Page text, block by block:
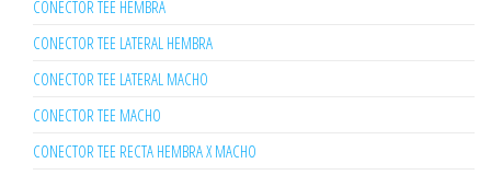
CONECTOR TEE HEMBRA
CONECTOR TEE LATERAL HEMBRA
CONECTOR TEE LATERAL MACHO
CONECTOR TEE MACHO
CONECTOR TEE RECTA HEMBRA X MACHO